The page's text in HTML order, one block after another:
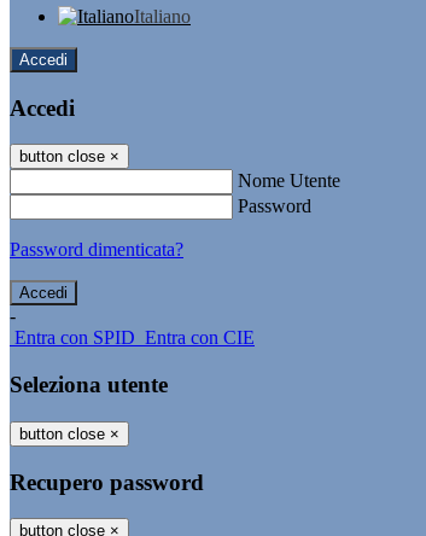
Italiano
Accedi
Accedi
button close ×
Nome Utente
Password
Password dimenticata?
-
Entra con SPID Entra con CIE
Seleziona utente
button close ×
Recupero password
button close ×